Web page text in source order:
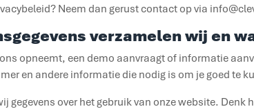
Neem dan gerust contact op via
verzamelen wij en
opneemt, een demo aanvraagt of informatie
en andere informatie die nodig is om je goed te
gegevens over het gebruik van onze website.